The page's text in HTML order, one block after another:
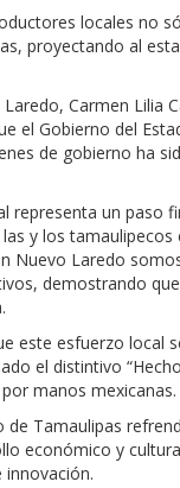
locales no
proyectando al
Carmen Lilia
el Gobierno del
de gobierno ha
representa un paso
y los
Nuevo Laredo
demostrando
este esfuerzo local
el distintivo
manos mexicanas.
Tamaulipas
económico y